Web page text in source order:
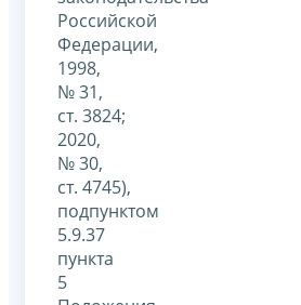
Российской
Федерации,
1998,
№ 31,
ст. 3824;
2020,
№ 30,
ст. 4745),
подпунктом
5.9.37
пункта
5